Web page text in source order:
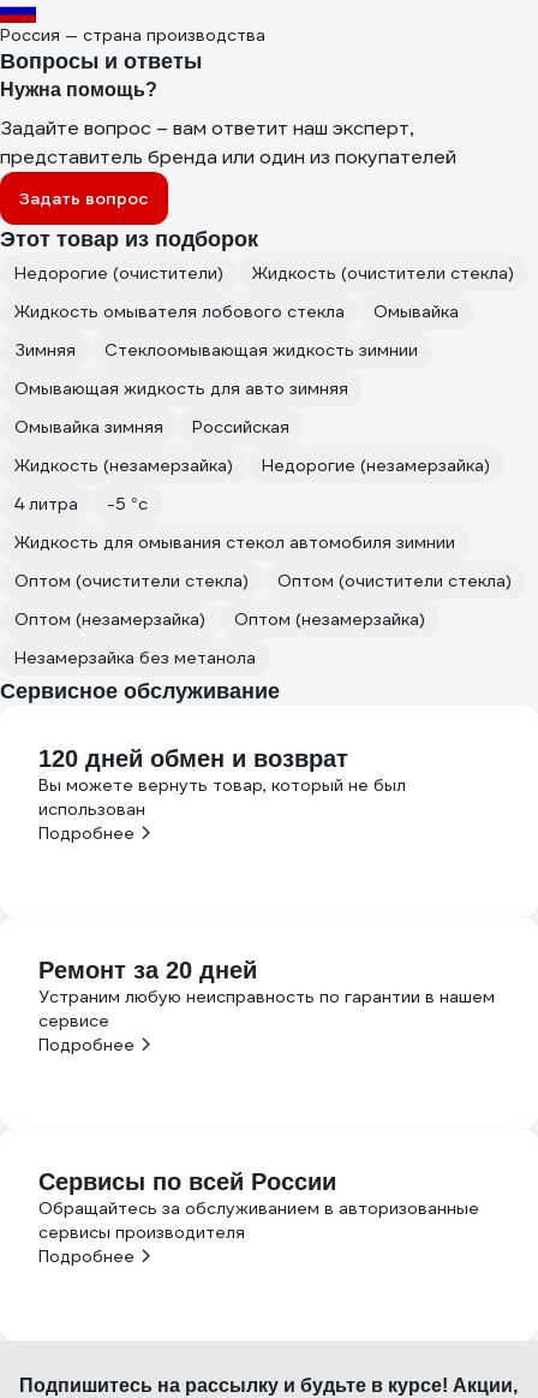
Россия — страна производства
Вопросы и ответы
Нужна помощь?
Задайте вопрос – вам ответит наш эксперт,
представитель бренда или один из покупателей
Задать вопрос
Этот товар из подборок
Недорогие (очистители)
Жидкость (очистители стекла)
Жидкость омывателя лобового стекла
Омывайка
Зимняя
Стеклоомывающая жидкость зимнии
Омывающая жидкость для авто зимняя
Омывайка зимняя
Российская
Жидкость (незамерзайка)
Недорогие (незамерзайка)
4 литра
-5 °с
Жидкость для омывания стекол автомобиля зимнии
Оптом (очистители стекла)
Оптом (очистители стекла)
Оптом (незамерзайка)
Оптом (незамерзайка)
Незамерзайка без метанола
Сервисное обслуживание
120 дней обмен и возврат
Вы можете вернуть товар, который не был
использован
Подробнее
Ремонт за 20 дней
Устраним любую неисправность по гарантии в нашем
сервисе
Подробнее
Сервисы по всей России
Обращайтесь за обслуживанием в авторизованные
сервисы производителя
Подробнее
Подпишитесь на рассылку и будьте в курсе! Акции,